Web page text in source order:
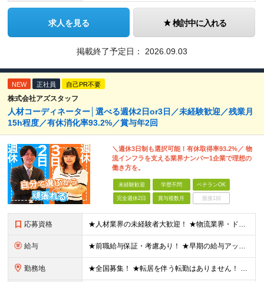
求人を見る 検討中に入れる
掲載終了予定日： 2026.09.03
NEW 正社員 自己PR不要
株式会社アズスタッフ
人材コーディネーター│選べる週休2日or3日／未経験歓迎／残業月
15h程度／有休消化率93.2%／賞与年2回
＼週休3日制も選択可能！有休取得率93.2%／ 物
流インフラを支える業界ナンバー1企業で理想の
働き方を。
未経験歓迎 学歴不問 ベテランOK
完全週休2日 賞与複数月 面接1回
応募資格 ★人材業界の未経験者大歓迎！ ★物流業界・ドライバー経験は不問！ ★学歴不問！ ★第二新卒歓迎！ ★ブランクOK！ ＼こんな方にピッタリです！／ ・「圧倒的No.1」を目指す環境で、熱く働きたい方
給与 ★前職給与保証・考慮あり！ ★早期の給与アップが可能です 月給24万9113円以上＋賞与年2回＋各種手当 ※経験やスキルを考慮し決定します。 ※試用期間6カ月（その間の給与・待遇に差異はありません
勤務地 ★全国募集！ ★転居を伴う転勤はありません！ ★U・Iターン歓迎！ ＼本社／ 東京都新宿区西新宿1-20-3 西新宿髙木ビル2階 ＼希望の拠点・営業所に配属します！／ 【北海道・東北エリア】 北海